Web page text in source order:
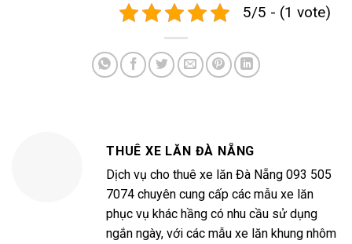
5/5 - (1 vote)
THUÊ XE LĂN ĐÀ NẴNG
Dịch vụ cho thuê xe lăn Đà Nẵng 093 505
7074 chuyên cung cấp các mẫu xe lăn
phục vụ khác hầng có nhu cầu sử dụng
ngắn ngày, với các mẫu xe lăn khung nhôm